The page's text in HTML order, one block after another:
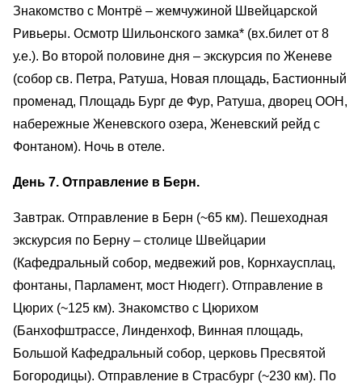
Знакомство с Монтрё – жемчужиной Швейцарской
Ривьеры. Осмотр Шильонского замка* (вх.билет от 8
у.е.). Во второй половине дня – экскурсия по Женеве
(собор св. Петра, Ратуша, Новая площадь, Бастионный
променад, Площадь Бург де Фур, Ратуша, дворец ООН,
набережные Женевского озера, Женевский рейд с
Фонтаном). Ночь в отеле.
День 7. Отправление в Берн.
Завтрак. Отправление в Берн (~65 км). Пешеходная
экскурсия по Берну – столице Швейцарии
(Кафедральный собор, медвежий ров, Корнхаусплац,
фонтаны, Парламент, мост Нюдегг). Отправление в
Цюрих (~125 км). Знакомство с Цюрихом
(Банхофштрассе, Линденхоф, Винная площадь,
Большой Кафедральный собор, церковь Пресвятой
Богородицы). Отправление в Страсбург (~230 км). По